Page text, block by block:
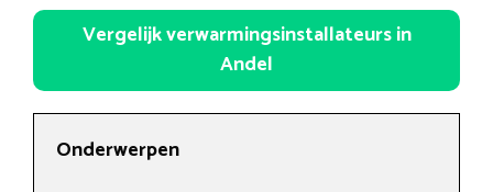
Vergelijk verwarmingsinstallateurs in
Andel
Onderwerpen